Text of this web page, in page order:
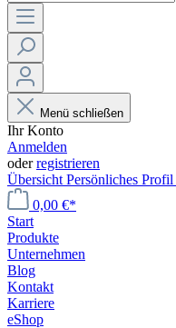
Menü schließen
Ihr Konto
Anmelden
oderregistrieren
Übersicht Persönliches Profil
0,00 €*
Start
Produkte
Unternehmen
Blog
Kontakt
Karriere
eShop